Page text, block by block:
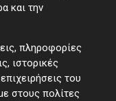
και την
πληροφορίες
ιστορικές
του
στους πολίτες